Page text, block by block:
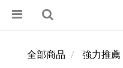
全部商品 強力推薦